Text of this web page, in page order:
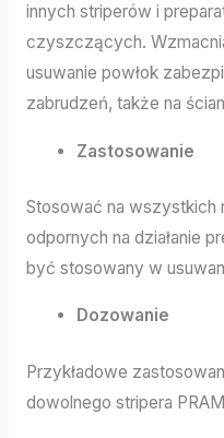
innych striperów i
czyszczących.
usuwanie powłok
zabrudzeń, także na
Zastosowanie
Stosować na wszystkich
odpornych na działanie
być stosowany w
Dozowanie
Przykładowe
dowolnego stripera